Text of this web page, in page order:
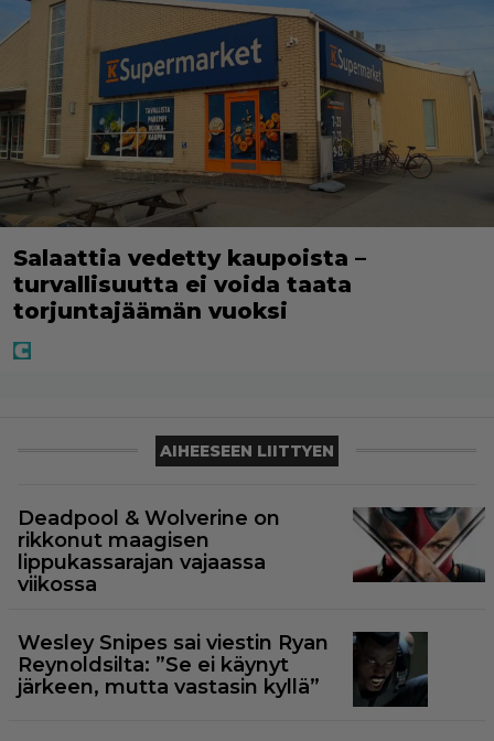
Salaattia vedetty kaupoista –
turvallisuutta ei voida taata
torjuntajäämän vuoksi
AIHEESEEN LIITTYEN
Deadpool & Wolverine on
rikkonut maagisen
lippukassarajan vajaassa
viikossa
Wesley Snipes sai viestin Ryan
Reynoldsilta: ”Se ei käynyt
järkeen, mutta vastasin kyllä”